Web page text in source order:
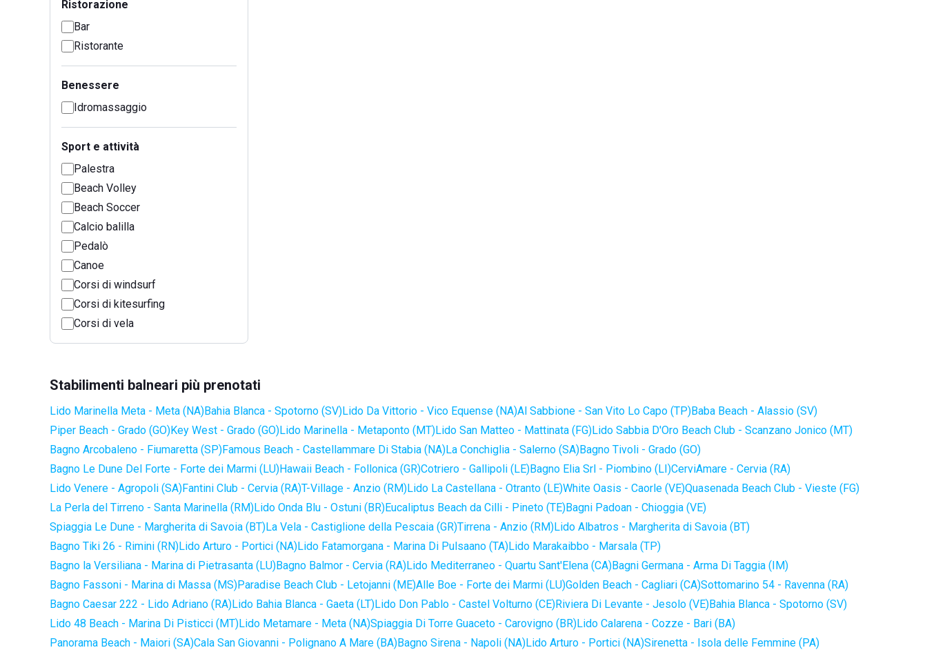
Ristorazione
Bar
Ristorante
Benessere
Idromassaggio
Sport e attività
Palestra
Beach Volley
Beach Soccer
Calcio balilla
Pedalò
Canoe
Corsi di windsurf
Corsi di kitesurfing
Corsi di vela
Stabilimenti balneari più prenotati
Lido Marinella Meta - Meta (NA)Bahia Blanca - Spotorno (SV)Lido Da Vittorio - Vico Equense (NA)Al Sabbione - San Vito Lo Capo (TP)Baba Beach - Alassio (SV)
Piper Beach - Grado (GO)Key West - Grado (GO)Lido Marinella - Metaponto (MT)Lido San Matteo - Mattinata (FG)Lido Sabbia D'Oro Beach Club - Scanzano Jonico (MT)
Bagno Arcobaleno - Fiumaretta (SP)Famous Beach - Castellammare Di Stabia (NA)La Conchiglia - Salerno (SA)Bagno Tivoli - Grado (GO)
Bagno Le Dune Del Forte - Forte dei Marmi (LU)Hawaii Beach - Follonica (GR)Cotriero - Gallipoli (LE)Bagno Elia Srl - Piombino (LI)CerviAmare - Cervia (RA)
Lido Venere - Agropoli (SA)Fantini Club - Cervia (RA)T-Village - Anzio (RM)Lido La Castellana - Otranto (LE)White Oasis - Caorle (VE)Quasenada Beach Club - Vieste (FG)
La Perla del Tirreno - Santa Marinella (RM)Lido Onda Blu - Ostuni (BR)Eucaliptus Beach da Cilli - Pineto (TE)Bagni Padoan - Chioggia (VE)
Spiaggia Le Dune - Margherita di Savoia (BT)La Vela - Castiglione della Pescaia (GR)Tirrena - Anzio (RM)Lido Albatros - Margherita di Savoia (BT)
Bagno Tiki 26 - Rimini (RN)Lido Arturo - Portici (NA)Lido Fatamorgana - Marina Di Pulsaano (TA)Lido Marakaibbo - Marsala (TP)
Bagno la Versiliana - Marina di Pietrasanta (LU)Bagno Balmor - Cervia (RA)Lido Mediterraneo - Quartu Sant'Elena (CA)Bagni Germana - Arma Di Taggia (IM)
Bagno Fassoni - Marina di Massa (MS)Paradise Beach Club - Letojanni (ME)Alle Boe - Forte dei Marmi (LU)Golden Beach - Cagliari (CA)Sottomarino 54 - Ravenna (RA)
Bagno Caesar 222 - Lido Adriano (RA)Lido Bahia Blanca - Gaeta (LT)Lido Don Pablo - Castel Volturno (CE)Riviera Di Levante - Jesolo (VE)Bahia Blanca - Spotorno (SV)
Lido 48 Beach - Marina Di Pisticci (MT)Lido Metamare - Meta (NA)Spiaggia Di Torre Guaceto - Carovigno (BR)Lido Calarena - Cozze - Bari (BA)
Panorama Beach - Maiori (SA)Cala San Giovanni - Polignano A Mare (BA)Bagno Sirena - Napoli (NA)Lido Arturo - Portici (NA)Sirenetta - Isola delle Femmine (PA)